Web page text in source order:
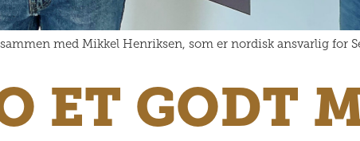
med Mikkel Henriksen, som er nordisk ansvarlig for
ET GODT